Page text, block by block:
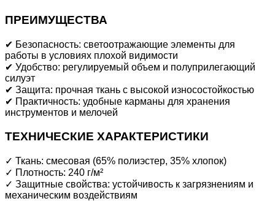
ПРЕИМУЩЕСТВА
✔ Безопасность: светоотражающие элементы для
работы в условиях плохой видимости
✔ Удобство: регулируемый объем и полуприлегающий
силуэт
✔ Защита: прочная ткань с высокой износостойкостью
✔ Практичность: удобные карманы для хранения
инструментов и мелочей
ТЕХНИЧЕСКИЕ ХАРАКТЕРИСТИКИ
✓ Ткань: смесовая (65% полиэстер, 35% хлопок)
✓ Плотность: 240 г/м²
✓ Защитные свойства: устойчивость к загрязнениям и
механическим воздействиям